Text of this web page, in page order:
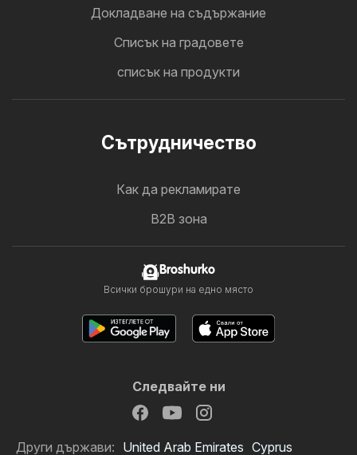
Докладване на съдържание
Cписък на градовете
списък на продукти
Cътрудничество
Как да рекламирате
B2B зона
Broshurko
Всички брошури на едно място
Следвайте ни
Други държави: United Arab Emirates Cyprus